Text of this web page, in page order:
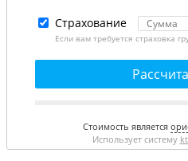
Страхование
Если вам требуется страховка
Стоимость является
Использует систему